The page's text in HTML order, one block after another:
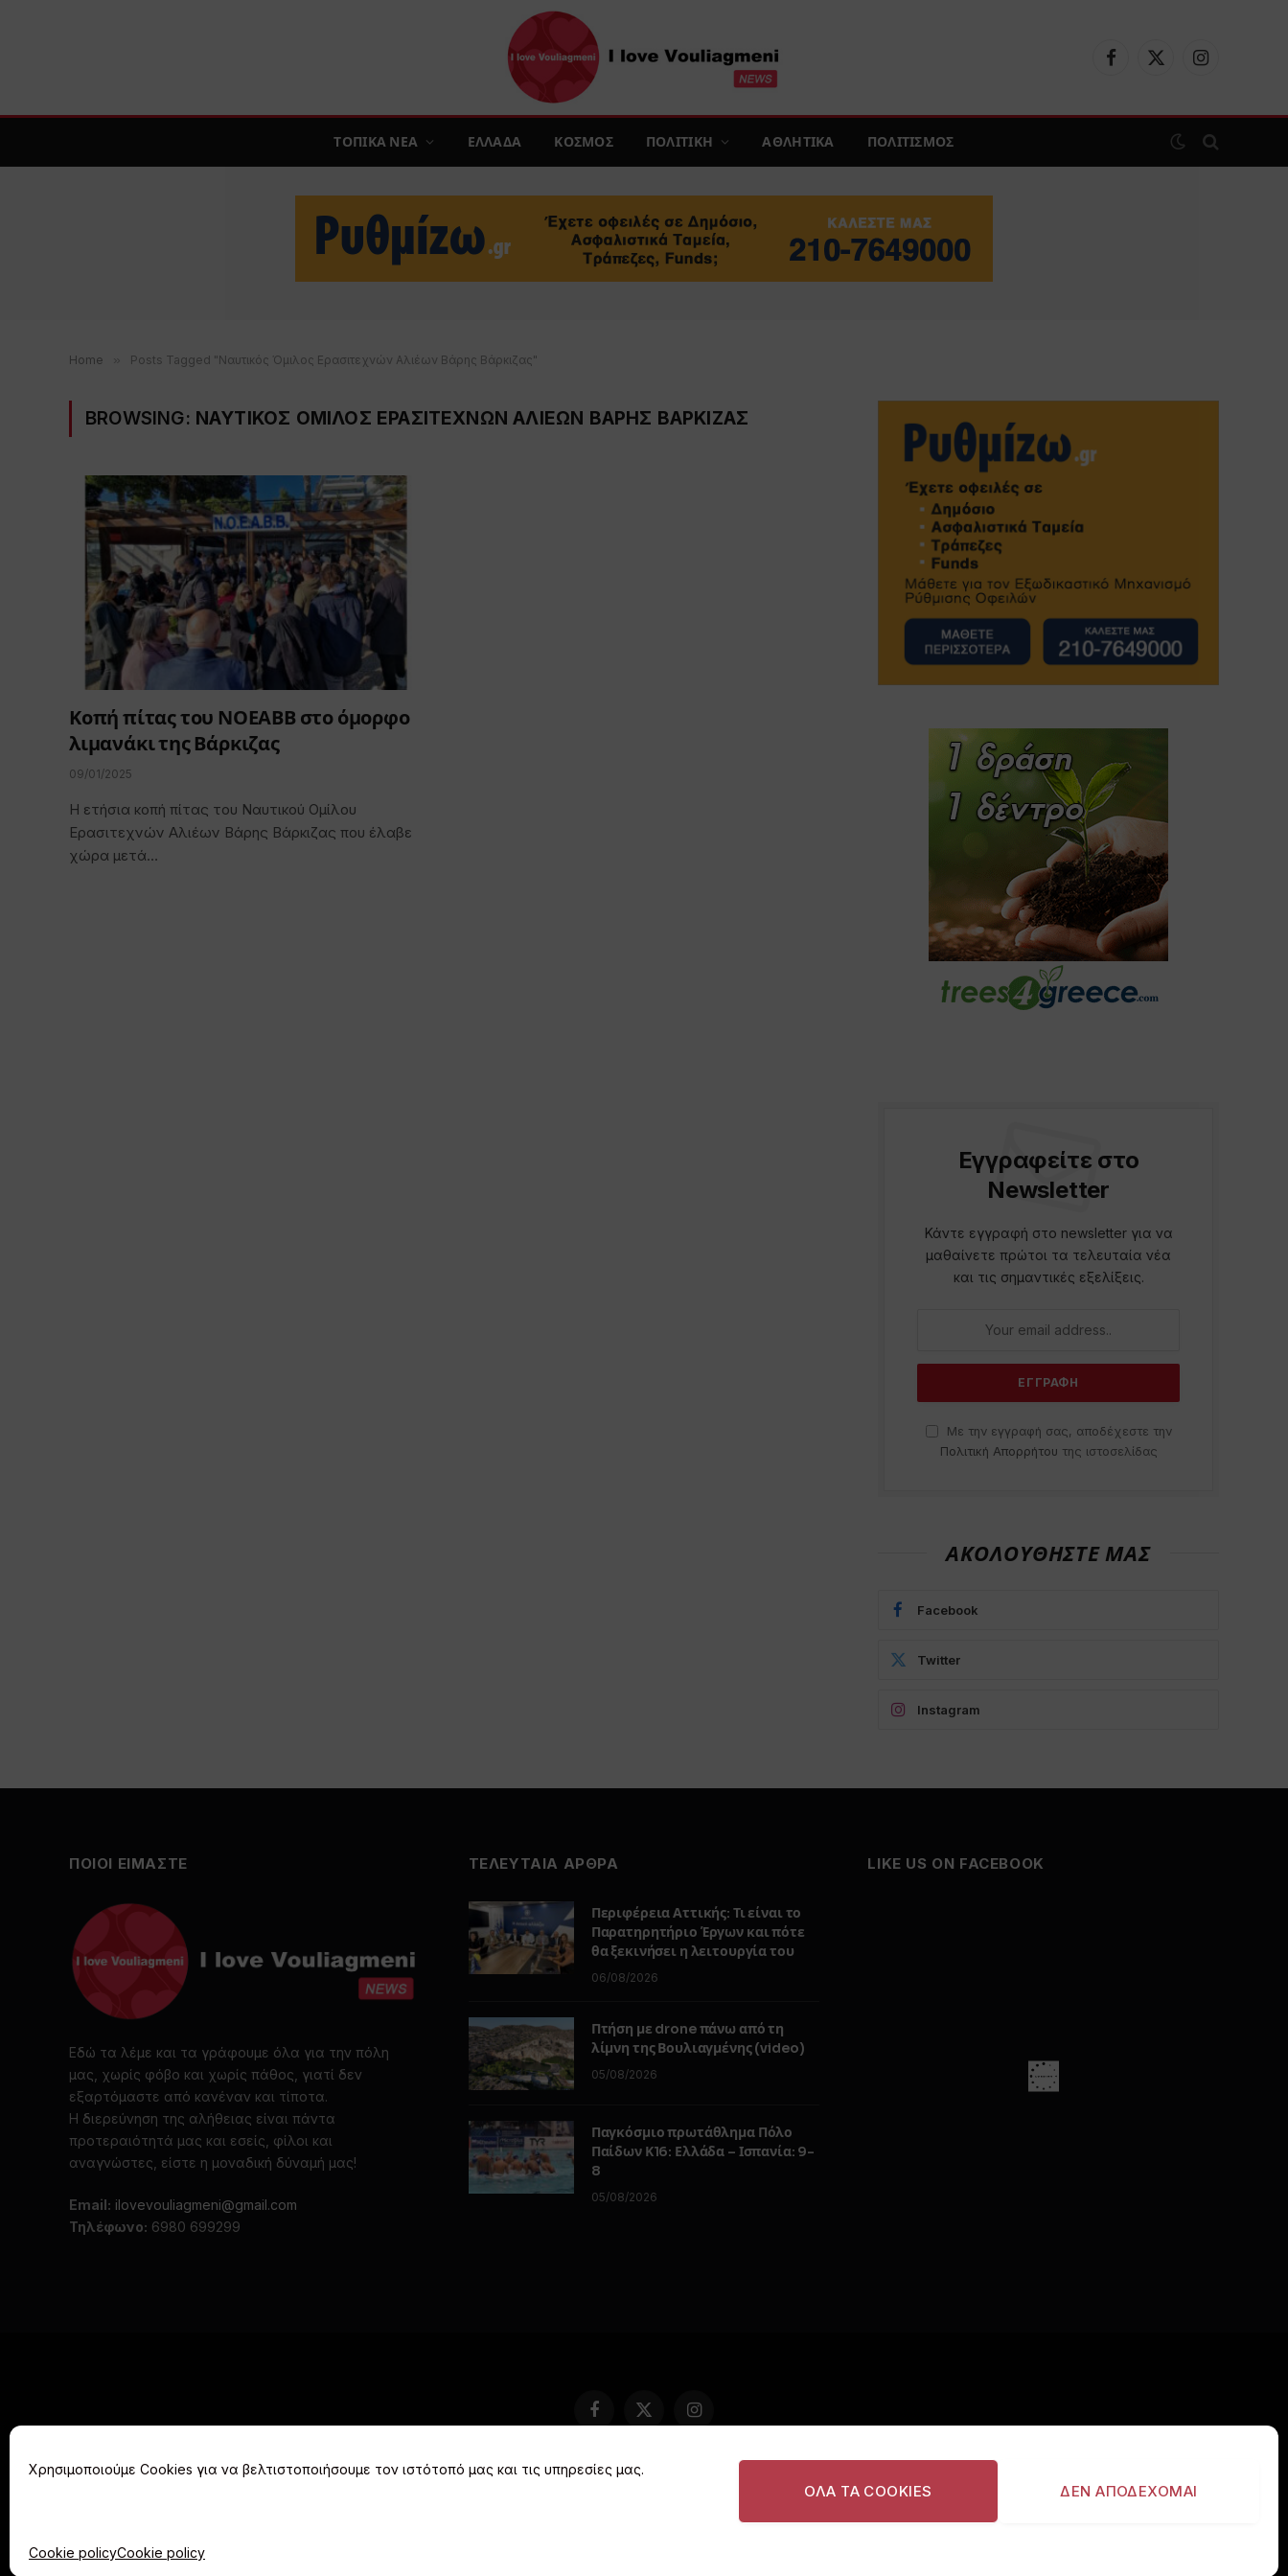
Χρησιμοποιούμε Cookies για να βελτιστοποιήσουμε τον ιστότοπό μας και τις υπηρεσίες μας.
ΟΛΑ ΤΑ COOKIES ΔΕΝ ΑΠΟΔΕΧΟΜΑΙ
Cookie policyCookie policy
Facebook
X
Instagram
ΤΟΠΙΚΑ ΝΕΑ ΕΛΛΑΔΑ ΚΟΣΜΟΣ ΠΟΛΙΤΙΚΗ ΑΘΛΗΤΙΚΑ ΠΟΛΙΤΙΣΜΟΣ
Home » Posts Tagged "Ναυτικός Όμιλος Ερασιτεχνών Αλιέων Βάρης Βάρκιζας"
BROWSING: ΝΑΥΤΙΚΟΣ ΟΜΙΛΟΣ ΕΡΑΣΙΤΕΧΝΩΝ ΑΛΙΕΩΝ ΒΑΡΗΣ ΒΑΡΚΙΖΑΣ
Κοπή πίτας του ΝΟΕΑΒΒ στο όμορφο
λιμανάκι της Βάρκιζας
09/01/2025
Η ετήσια κοπή πίτας του Ναυτικού Ομίλου
Ερασιτεχνών Αλιέων Βάρης Βάρκιζας που έλαβε
χώρα μετά…
Εγγραφείτε στο
Newsletter
Κάντε εγγραφή στο newsletter για να
μαθαίνετε πρώτοι τα τελευταία νέα
και τις σημαντικές εξελίξεις.
Με την εγγραφή σας, αποδέχεστε την
Πολιτική Απορρήτου της ιστοσελίδας
ΑΚΟΛΟΥΘΗΣΤΕ ΜΑΣ
Facebook
Twitter
Instagram
ΠΟΙΟΙ ΕΙΜΑΣΤΕ
Εδώ τα λέμε και τα γράφουμε όλα για την πόλη
μας, χωρίς φόβο και χωρίς πάθος, γιατί δεν
εξαρτόμαστε από κανέναν και τίποτα.
Η διερεύνηση της αλήθειας είναι πάντα
προτεραιότητά μας και εσείς, φίλοι και
αναγνώστες, είστε η μοναδική δύναμή μας!
Email: ilovevouliagmeni@gmail.com
Τηλέφωνο: 6980 699299
ΤΕΛΕΥΤΑΙΑ ΑΡΘΡΑ
Περιφέρεια Αττικής: Τι είναι το
Παρατηρητήριο Έργων και πότε
θα ξεκινήσει η λειτουργία του
06/08/2026
Πτήση με drone πάνω από τη
λίμνη της Βουλιαγμένης (video)
05/08/2026
Παγκόσμιο πρωτάθλημα Πόλο
Παίδων Κ16: Ελλάδα – Ισπανία: 9-
8
05/08/2026
LIKE US ON FACEBOOK
Facebook
X
Instagram
ΑΡΧΙΚΗ COOKIE POLICY (EU) ΠΟΛΙΤΙΚΗ ΑΠΟΡΡΗΤΟΥ
© 2026 I love Vouliagmeni. All rights reserved.